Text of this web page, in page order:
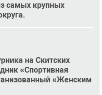
самых крупных
на Скитских
«Спортивная
«Женским